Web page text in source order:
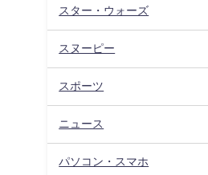
スター・ウォーズ
スヌーピー
スポーツ
ニュース
パソコン・スマホ